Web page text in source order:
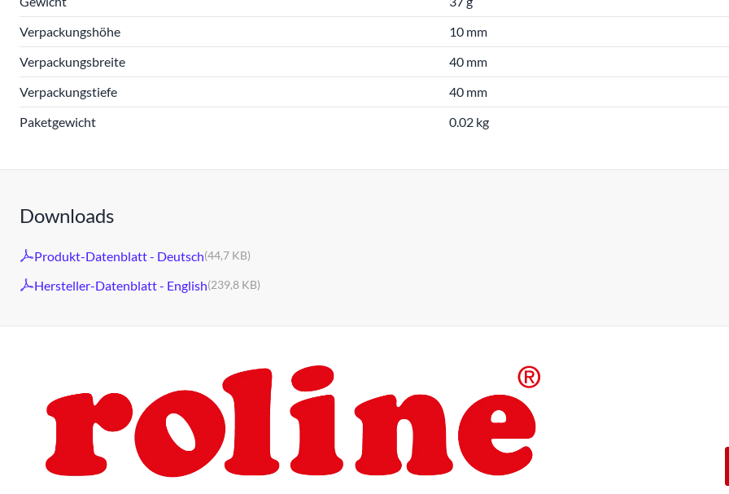
Verpackungshöhe
10 mm
Verpackungsbreite
40 mm
Verpackungstiefe
40 mm
Paketgewicht
0.02 kg
Downloads
Produkt-Datenblatt - Deutsch(44,7 KB)
Hersteller-Datenblatt - English(239,8 KB)